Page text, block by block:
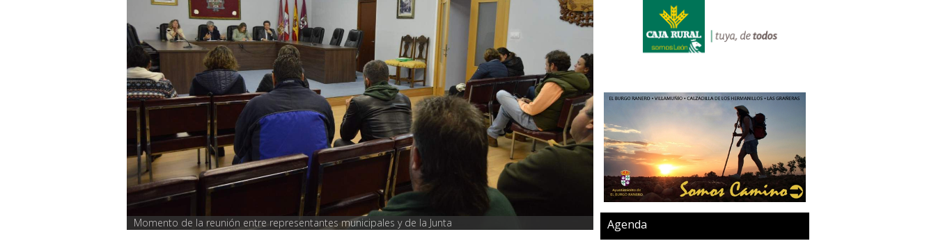
Momento de la reunión entre representantes municipales y de la Junta Agenda